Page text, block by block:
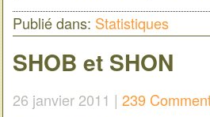
Publié dans: Statistiques
SHOB et SHON
26 janvier 2011 | 239